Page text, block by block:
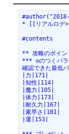
* [[リアルロデ
#contents
** 攻略のポイ
*** ◎のつくパ
確認できた最低
|力|171|
|知性|114|
|魔力|105|
|体力|173|
|耐久力|167|
|素早さ|181|
|運|153|